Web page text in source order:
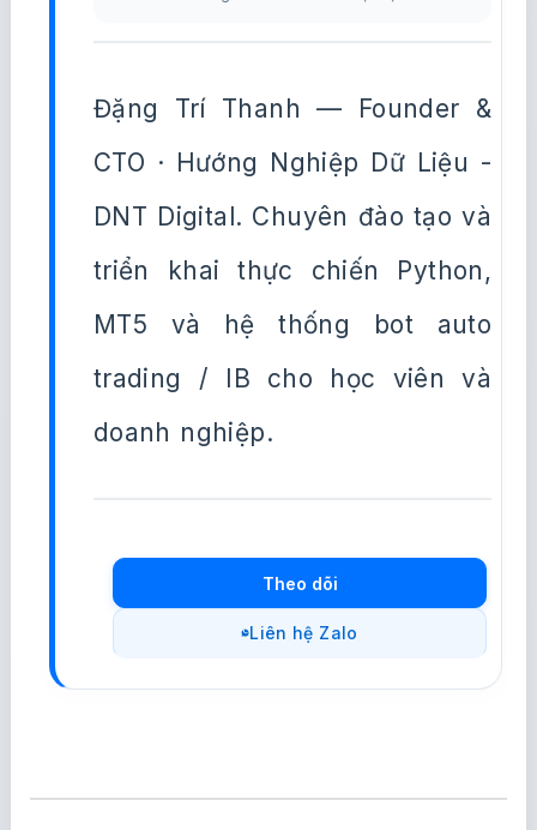
Đặng Trí Thanh — Founder &
CTO · Hướng Nghiệp Dữ Liệu -
DNT Digital. Chuyên đào tạo và
triển khai thực chiến Python,
MT5 và hệ thống bot auto
trading / IB cho học viên và
doanh nghiệp.
Theo dõi
Liên hệ Zalo